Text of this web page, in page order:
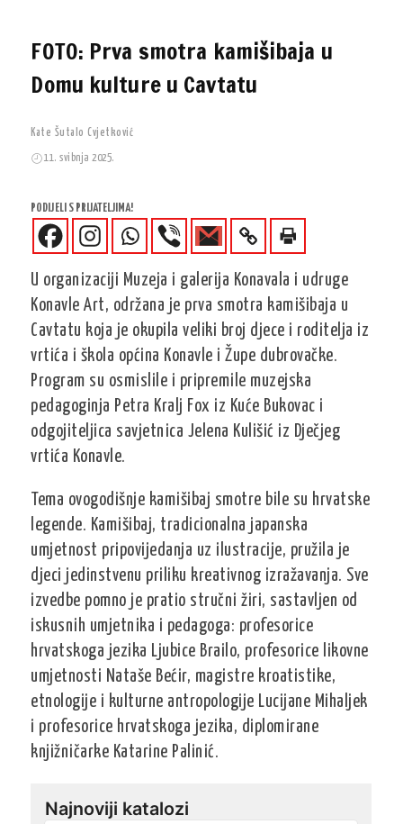
FOTO: Prva smotra kamišibaja u
Domu kulture u Cavtatu
Kate Šutalo Cvjetković
11. svibnja 2025.
PODIJELI S PRIJATELJIMA!
U organizaciji Muzeja i galerija Konavala i udruge
Konavle Art, održana je prva smotra kamišibaja u
Cavtatu koja je okupila veliki broj djece i roditelja iz
vrtića i škola općina Konavle i Župe dubrovačke.
Program su osmislile i pripremile muzejska
pedagoginja Petra Kralj Fox iz Kuće Bukovac i
odgojiteljica savjetnica Jelena Kulišić iz Dječjeg
vrtića Konavle.
Tema ovogodišnje kamišibaj smotre bile su hrvatske
legende. Kamišibaj, tradicionalna japanska
umjetnost pripovijedanja uz ilustracije, pružila je
djeci jedinstvenu priliku kreativnog izražavanja. Sve
izvedbe pomno je pratio stručni žiri, sastavljen od
iskusnih umjetnika i pedagoga: profesorice
hrvatskoga jezika Ljubice Brailo, profesorice likovne
umjetnosti Nataše Bećir, magistre kroatistike,
etnologije i kulturne antropologije Lucijane Mihaljek
i profesorice hrvatskoga jezika, diplomirane
knjižničarke Katarine Palinić.